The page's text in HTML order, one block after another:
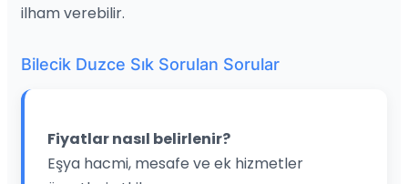
ilham verebilir.
Bilecik Duzce Sık Sorulan Sorular
Fiyatlar nasıl belirlenir?
Eşya hacmi, mesafe ve ek hizmetler